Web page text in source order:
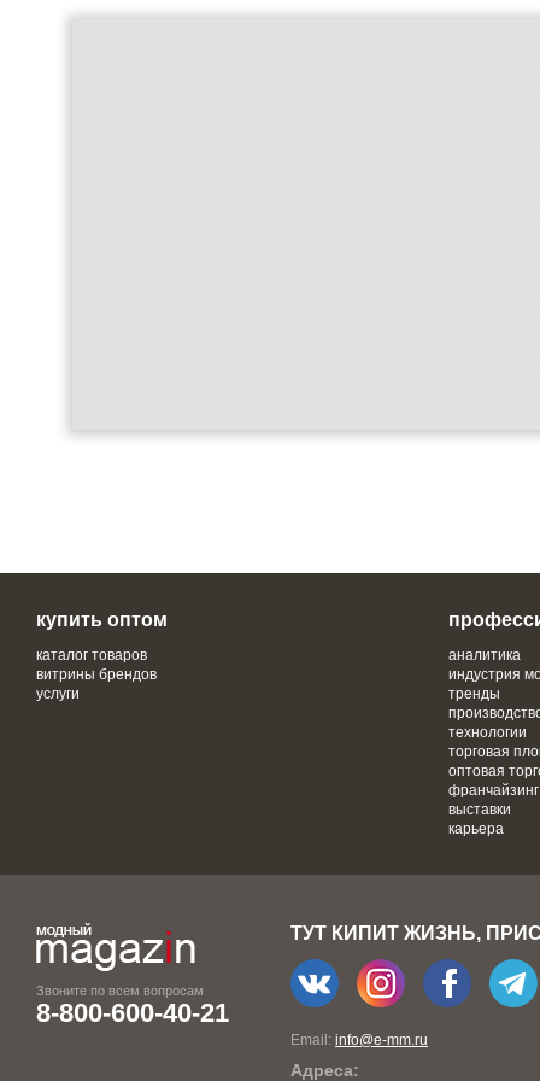
купить оптом
каталог товаров
витрины брендов
услуги
аналитика
индустрия
тренды
технологии
торговая
оптовая
франчайзинг
выставки
карьера
Звоните по всем вопросам
8-800-600-40-21
ТУТ КИПИТ ЖИЗНЬ,
Email: info@e-mm.ru
Адреса: